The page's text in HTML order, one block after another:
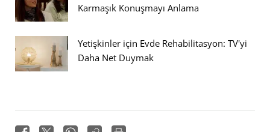
Karmaşık Konuşmayı Anlama
Yetişkinler için Evde Rehabilitasyon: TV'yi
Daha Net Duymak